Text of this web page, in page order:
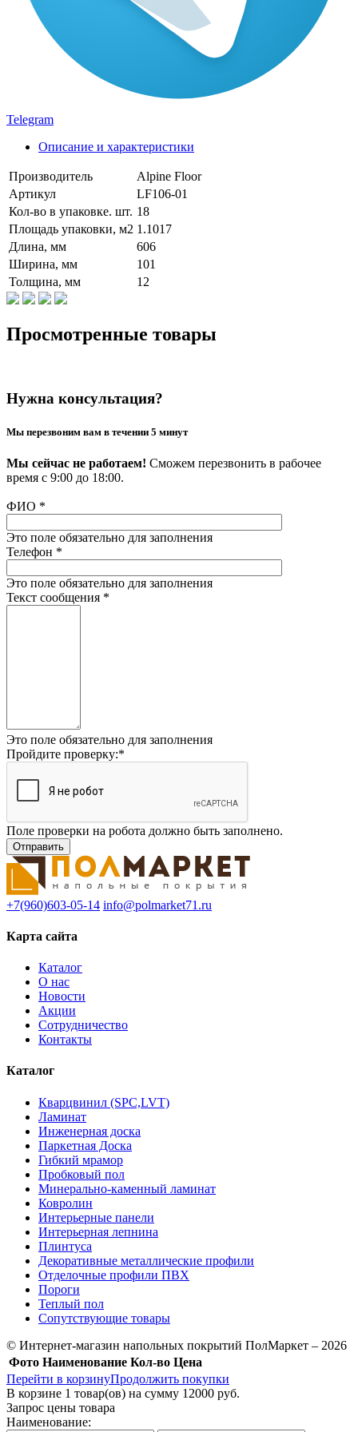
Telegram
Описание и характеристики
Производитель
Alpine Floor
Артикул
LF106-01
Кол-во в упаковке. шт. 18
Площадь упаковки, м2 1.1017
Длина, мм
606
Ширина, мм
101
Толщина, мм
12
Просмотренные товары
Нужна консультация?
Мы перезвоним вам в течении 5 минут
Мы сейчас не работаем! Сможем перезвонить в рабочее
время с 9:00 до 18:00.
ФИО *
Это поле обязательно для заполнения
Телефон *
Это поле обязательно для заполнения
Текст сообщения *
Это поле обязательно для заполнения
Пройдите проверку:*
Поле проверки на робота должно быть заполнено.
+7(960)603-05-14 info@polmarket71.ru
Карта сайта
Каталог
О нас
Новости
Акции
Сотрудничество
Контакты
Каталог
Кварцвинил (SPC,LVT)
Ламинат
Инженерная доска
Паркетная Доска
Гибкий мрамор
Пробковый пол
Минерально-каменный ламинат
Ковролин
Интерьерные панели
Интерьерная лепнина
Плинтуса
Декоративные металлические профили
Отделочные профили ПВХ
Пороги
Теплый пол
Сопутствующие товары
© Интернет-магазин напольных покрытий ПолМаркет – 2026
Фото Наименование Кол-во Цена
Перейти в корзинуПродолжить покупки
В корзине 1 товар(ов) на сумму 12000 руб.
Запрос цены товара
Наименование: